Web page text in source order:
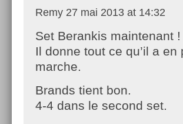
Remy 27 mai 2013 at 14:32
Set Berankis maintenant !
Il donne tout ce qu’il a
marche.
Brands tient bon.
4-4 dans le second set.